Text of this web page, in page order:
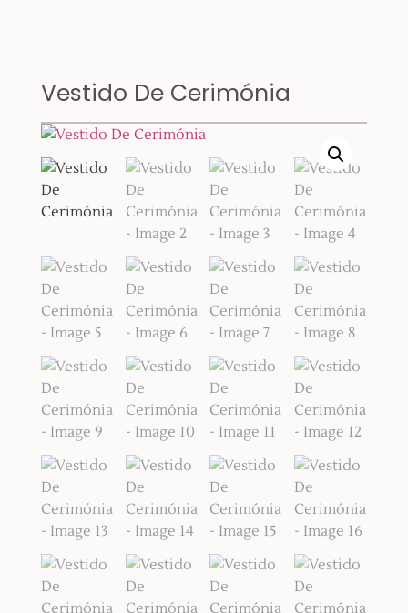
Vestido De Cerimónia